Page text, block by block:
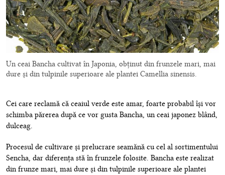
Un ceai Bancha cultivat în Japonia, obținut din frunzele mari, mai
dure și din tulpinile superioare ale plantei Camellia sinensis.
Cei care reclamă că ceaiul verde este amar, foarte probabil își vor
schimba părerea după ce vor gusta Bancha, un ceai japonez blând,
dulceag.
Procesul de cultivare și prelucrare seamănă cu cel al sortimentului
Sencha, dar diferența stă în frunzele folosite. Bancha este realizat
din frunze mari, mai dure și din tulpinile superioare ale plantei